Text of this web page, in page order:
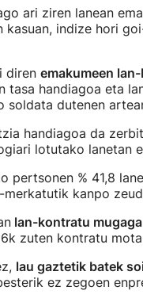
ari ziren lanean
kasuan, indize hori
diren emakumeen
tasa handiagoa eta
soldata dutenen
handiagoa da
lotutako lanetan
pertsonen % 41,8
merkatutik kanpo
lan-kontratu
zuten kontratu
lau gaztetik batek
ez zegoen